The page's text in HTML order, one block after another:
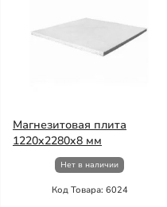
Магнезитовая плита
1220x2280x8 мм
Нет в наличии
Код Товара: 6024